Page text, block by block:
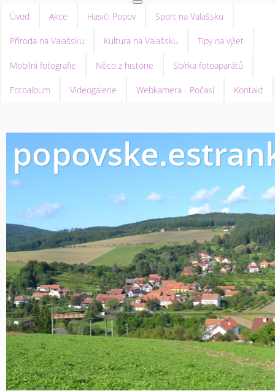
Úvod Akce Hasiči Popov Sport na Valašsku
Příroda na Valašsku Kultura na Valašsku Tipy na výlet
Mobilní fotografie Něco z historie Sbírka fotoaparátů
Fotoalbum Videogalerie Webkamera - Počasí Kontakt